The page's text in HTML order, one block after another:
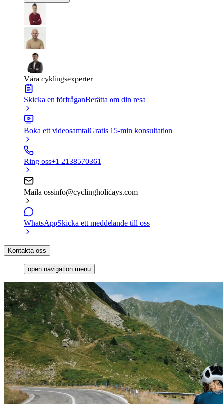
Våra cyklingsexperter
Skicka en förfråganBerätta om din resa
Boka ett videosamtalGratis 15-min konsultation
Ring oss+1 2138570361
Maila ossinfo@cyclingholidays.com
WhatsAppSkicka ett meddelande till oss
Kontakta oss
open navigation menu